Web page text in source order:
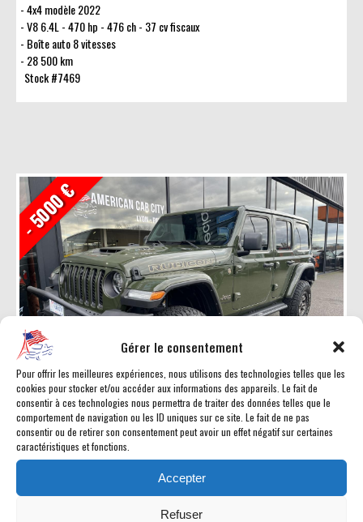
Gérer le consentement
Pour offrir les meilleures expériences, nous utilisons des technologies telles que les
cookies pour stocker et/ou accéder aux informations des appareils. Le fait de
consentir à ces technologies nous permettra de traiter des données telles que le
comportement de navigation ou les ID uniques sur ce site. Le fait de ne pas
consentir ou de retirer son consentement peut avoir un effet négatif sur certaines
caractéristiques et fonctions.
Accepter
Refuser
4x4 modèle 2022
V8 6.4L - 470 hp - 476 ch - 37 cv fiscaux
Boîte auto 8 vitesses
28 500 km
Stock #7469
- 5000 €
EN STOCK
JEEP WRANGLERSRT SRT392 Unlimited Rubicon
91658 € HT